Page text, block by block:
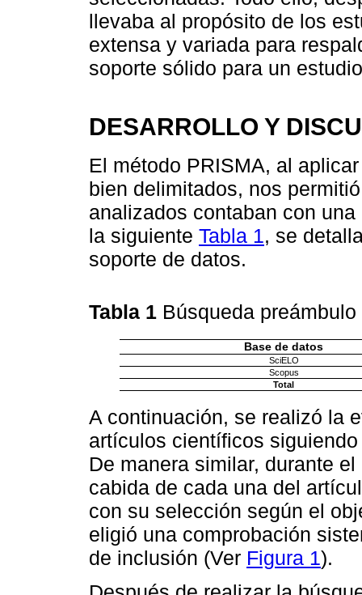
llevaba al propósito de los
extensa y variada para
soporte sólido para un
DESARROLLO Y
El método PRISMA, al
bien delimitados, nos
analizados contaban con
la siguiente Tabla 1, se
soporte de datos.
Tabla 1 Búsqueda preámbulo
Base de datos
SciELO
Scopus
Total
A continuación, se realizó la
artículos científicos
De manera similar, durante
cabida de cada una del
con su selección según el
eligió una comprobación
de inclusión (Ver Figura 1).